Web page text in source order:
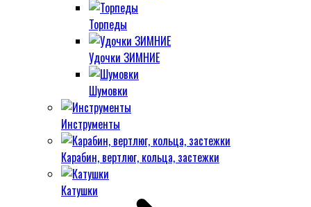
Торпеды
Удочки ЗИМНИЕ
Шумовки
Инструменты
Карабин, вертлюг, кольца, застежки
Катушки